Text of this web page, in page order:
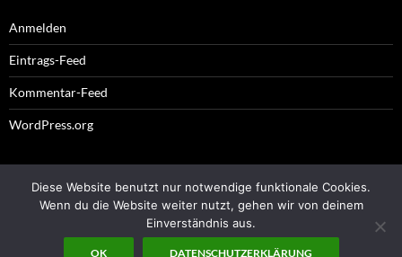
Anmelden
Eintrags-Feed
Kommentar-Feed
WordPress.org
Impressum
Diese Website benutzt nur notwendige funktionale Cookies.
Wenn du die Website weiter nutzt, gehen wir von deinem
Einverständnis aus.
OK DATENSCHUTZERKLÄRUNG